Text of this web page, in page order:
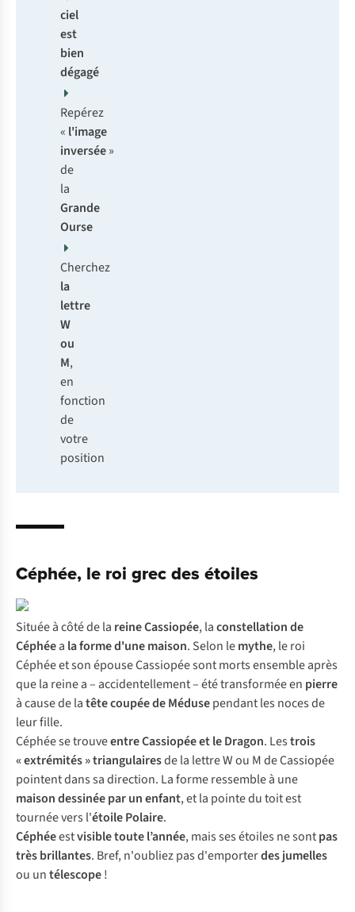
ciel
est
bien
dégagé
Repérez
« l'image
inversée»
de
la
Grande
Ourse
Cherchez
la
lettre
W
ou
M,
en
fonction
de
votre
position
Céphée, le roi grec des étoiles
Située à côté de la reine Cassiopée, laconstellation de
Céphéea la forme d'une maison. Selon lemythe, le roi
Céphée et son épouse Cassiopée sont morts ensemble après
que la reine a – accidentellement – été transformée en pierre
à cause de latête coupée de Médusependant les noces de
leur fille.
Céphée se trouveentre Cassiopée et le Dragon. Lestrois
« extrémités » triangulairesde la lettre W ou M de Cassiopée
pointent dans sa direction. La forme ressemble à une
maison dessinée par un enfant, et la pointe du toit est
tournée vers l'étoile Polaire.
Céphéeestvisible toute l’année, mais ses étoiles ne sontpas
très brillantes. Bref, n'oubliez pas d'emporterdes jumelles
ou untélescope!